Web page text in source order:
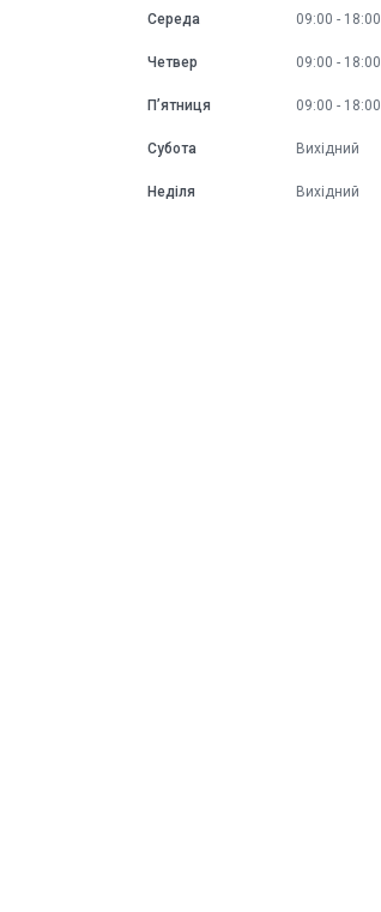
Середа 09:00 18:00
Четвер 09:00 18:00
Пʼятниця 09:00 18:00
Субота Вихідний
Неділя Вихідний